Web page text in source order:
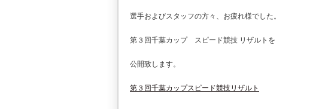
選手およびスタッフの方々、お疲れ様でした。
第３回千葉カップ スピード競技 リザルトを
公開致します。
第３回千葉カップスピード競技リザルト